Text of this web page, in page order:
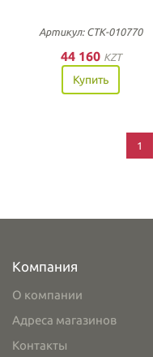
Артикул: СТК-010770
44 160 KZT
Купить
1
Компания
О компании
Адреса магазинов
Контакты